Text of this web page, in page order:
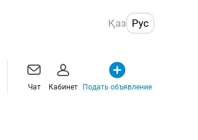
Қаз Рус
Чат Кабинет Подать объявление